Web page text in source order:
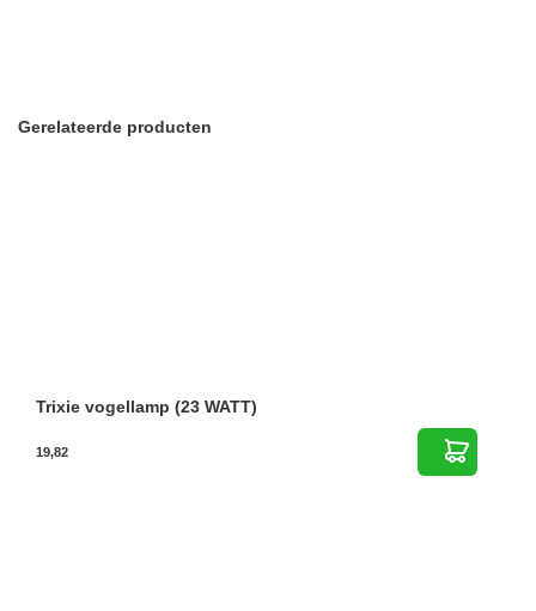
Gerelateerde producten
Trixie vogellamp (23 WATT)
19,82